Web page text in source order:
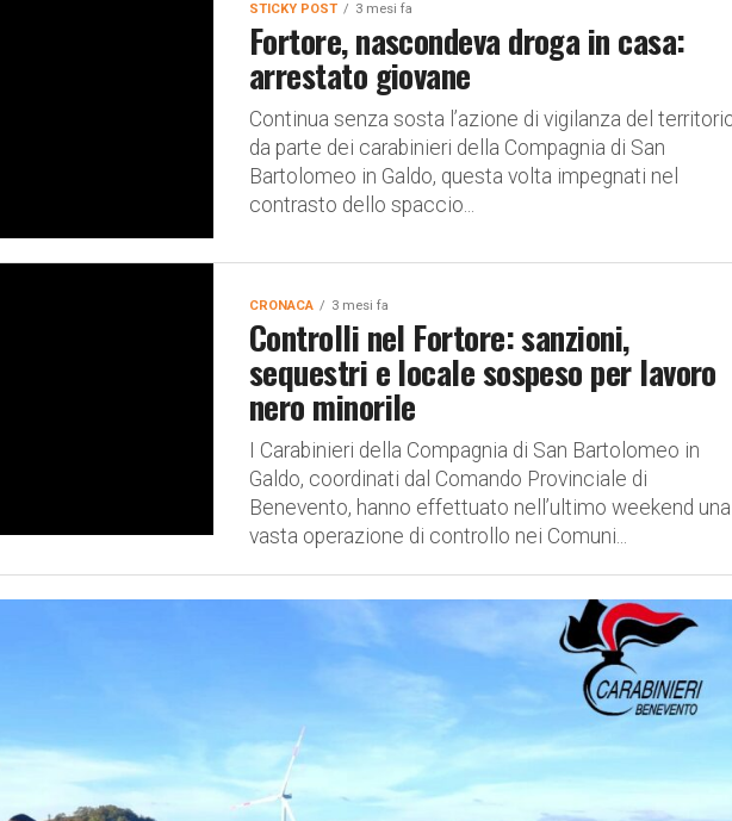
STICKY POST 3 mesi fa
Fortore, nascondeva droga in casa:
arrestato giovane
Continua senza sosta l’azione di vigilanza del
da parte dei carabinieri della Compagnia di San
Bartolomeo in Galdo, questa volta impegnati nel
contrasto dello spaccio...
CRONACA 3 mesi fa
Controlli nel Fortore: sanzioni,
sequestri e locale sospeso per lavoro
nero minorile
I Carabinieri della Compagnia di San Bartolomeo in
Galdo, coordinati dal Comando Provinciale di
Benevento, hanno effettuato nell’ultimo weekend una
vasta operazione di controllo nei Comuni...